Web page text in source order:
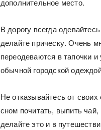
дополнительное место.
В дорогу всегда
делайте прическу. Очень
переодеваются в тапочки
обычной городской
Не отказывайтесь от
сном почитать, выпить чай,
делайте это и в